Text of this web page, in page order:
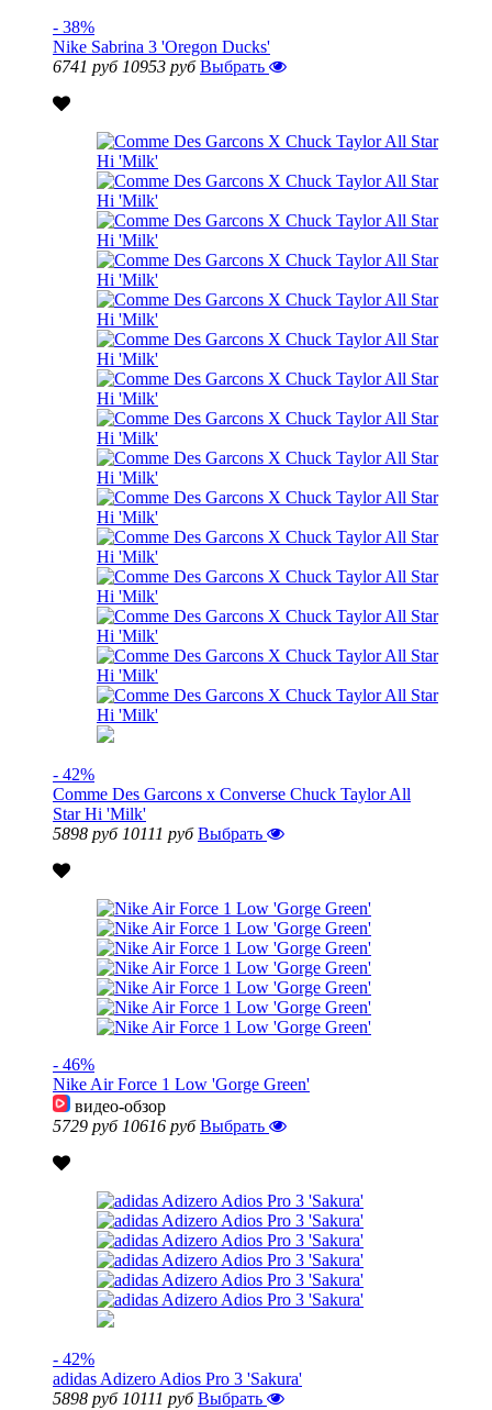
- 38%
Nike Sabrina 3 'Oregon Ducks'
6741 руб 10953 руб Выбрать
- 42%
Comme Des Garcons x Converse Chuck Taylor All
Star Hi 'Milk'
5898 руб 10111 руб Выбрать
- 46%
Nike Air Force 1 Low 'Gorge Green'
видео-обзор
5729 руб 10616 руб Выбрать
- 42%
adidas Adizero Adios Pro 3 'Sakura'
5898 руб 10111 руб Выбрать